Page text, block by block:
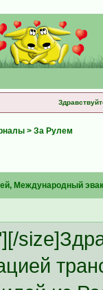
> За Рулем
, Международный